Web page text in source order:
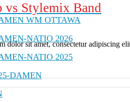
WM OTTAWA
NATIO 2026
NATIO 2025
DAMEN
Stylemix Band
dolor sit amet, consectetur adipiscing